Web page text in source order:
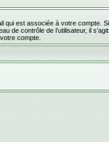
qui est associée à votre compte.
de contrôle de l’utilisateur, il
compte.